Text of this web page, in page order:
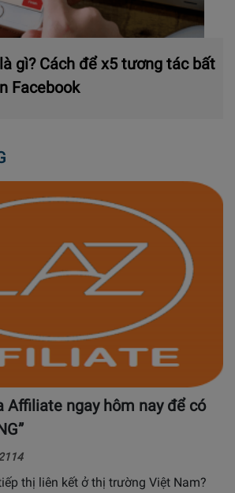
gì? Cách để x5 tương tác bất
Facebook
Affiliate ngay hôm nay để có
thị liên kết ở thị trường Việt Nam?